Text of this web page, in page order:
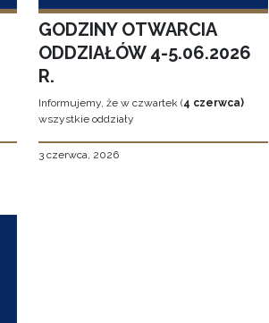
GODZINY OTWARCIA
ODDZIAŁÓW 4-5.06.2026
R.
Informujemy, że w czwartek (4 czerwca)
wszystkie oddziały
3 czerwca, 2026